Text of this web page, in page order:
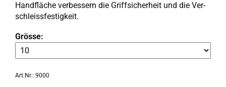
Hand­flä­che ver­bes­sern die Griff­si­cher­heit und die Ver­
schleiss­fes­tig­keit.
Grösse:
Art.Nr.: 9000